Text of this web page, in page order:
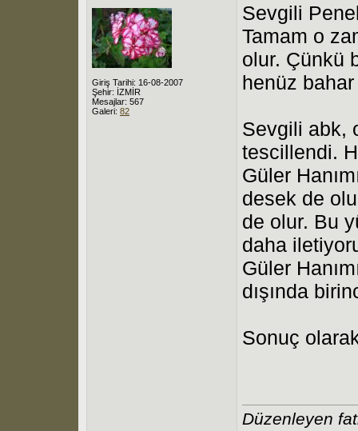
Giriş Tarihi: 16-08-2007
Şehir: İZMİR
Mesajlar: 567
Galeri: 82
Sevgili
Tamam o
olur. Çünkü
henüz
Sevgili abk,
tescillendi.
Güler
desek de
de olur. Bu
daha
Güler
dışında
Sonuç
Düzenleyen